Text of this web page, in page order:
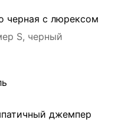
черная с люрексом
S, черный
джемпер